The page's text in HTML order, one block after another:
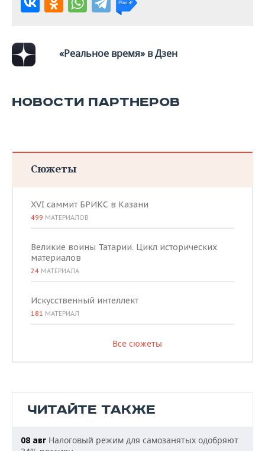
«Реальное время» в Дзен
НОВОСТИ ПАРТНЕРОВ
Сюжеты
XVI саммит БРИКС в Казани
499 МАТЕРИАЛОВ
Великие воины Татарии. Цикл исторических
материалов
24 МАТЕРИАЛА
Искусственный интеллект
181 МАТЕРИАЛ
Все сюжеты
ЧИТАЙТЕ ТАКЖЕ
08 авг Налоговый режим для самозанятых одобряют